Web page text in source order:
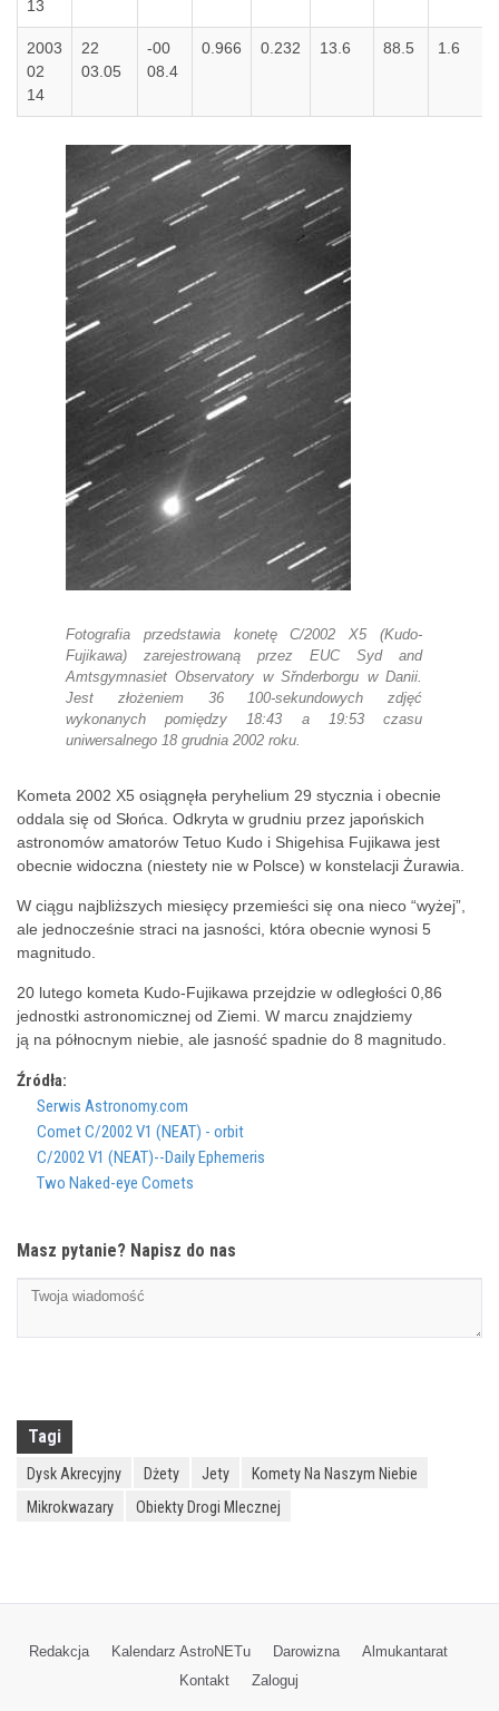
13
2003
02
14
22
03.05
-00
08.4
0.966 0.232 13.6 88.5 1.6
Fotografia przedstawia konetę C/2002 X5 (Kudo-
Fujikawa) zarejestrowaną przez EUC Syd and
Amtsgymnasiet Observatory w Sřnderborgu w Danii.
Jest złożeniem 36 100-sekundowych zdjęć
wykonanych pomiędzy 18:43 a 19:53 czasu
uniwersalnego 18 grudnia 2002 roku.
Kometa 2002 X5 osiągnęła peryhelium 29 stycznia i obecnie
oddala się od Słońca. Odkryta w grudniu przez japońskich
astronomów amatorów Tetuo Kudo i Shigehisa Fujikawa jest
obecnie widoczna (niestety nie w Polsce) w konstelacji Żurawia.
W ciągu najbliższych miesięcy przemieści się ona nieco “wyżej”,
ale jednocześnie straci na jasności, która obecnie wynosi 5
magnitudo.
20 lutego kometa Kudo-Fujikawa przejdzie w odległości 0,86
jednostki astronomicznej od Ziemi. W marcu znajdziemy
ją na północnym niebie, ale jasność spadnie do 8 magnitudo.
Źródła:
Serwis Astronomy.com
Comet C/2002 V1 (NEAT) - orbit
C/2002 V1 (NEAT)--Daily Ephemeris
Two Naked-eye Comets
Masz pytanie? Napisz do nas
Tagi
Dysk Akrecyjny Dżety Jety
Komety Na Naszym Niebie
Mikrokwazary
Obiekty Drogi Mlecznej
Redakcja Kalendarz AstroNETu Darowizna
Almukantarat
Kontakt
Zaloguj